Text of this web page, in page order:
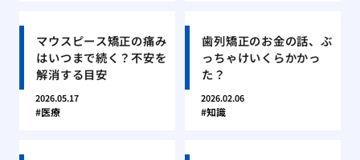
マウスピース矯正の痛み
はいつまで続く？不安を
解消する目安
2026.05.17
医療
歯列矯正のお金の話、ぶ
っちゃけいくらかかっ
た？
2026.02.06
知識